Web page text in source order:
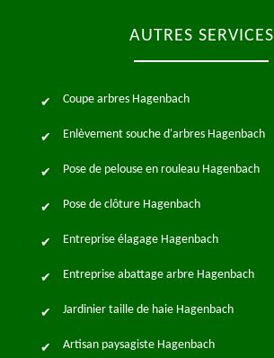
AUTRES SERVICES
Coupe arbres Hagenbach
Enlèvement souche d'arbres Hagenbach
Pose de pelouse en rouleau Hagenbach
Pose de clôture Hagenbach
Entreprise élagage Hagenbach
Entreprise abattage arbre Hagenbach
Jardinier taille de haie Hagenbach
Artisan paysagiste Hagenbach